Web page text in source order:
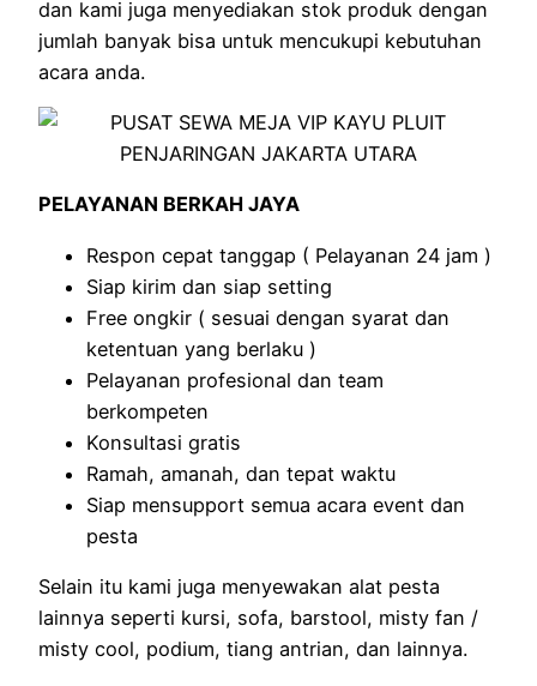
dan kami juga menyediakan stok produk dengan
jumlah banyak bisa untuk mencukupi kebutuhan
acara anda.
PELAYANAN BERKAH JAYA
Respon cepat tanggap ( Pelayanan 24 jam )
Siap kirim dan siap setting
Free ongkir ( sesuai dengan syarat dan
ketentuan yang berlaku )
Pelayanan profesional dan team
berkompeten
Konsultasi gratis
Ramah, amanah, dan tepat waktu
Siap mensupport semua acara event dan
pesta
Selain itu kami juga menyewakan alat pesta
lainnya seperti kursi, sofa, barstool, misty fan /
misty cool, podium, tiang antrian, dan lainnya.